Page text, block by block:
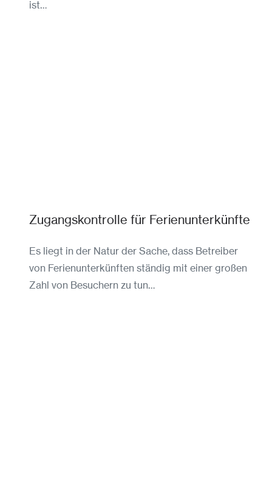
ist…
Zugangskontrolle für Ferienunterkünfte
Es liegt in der Natur der Sache, dass Betreiber
von Ferienunterkünften ständig mit einer großen
Zahl von Besuchern zu tun…